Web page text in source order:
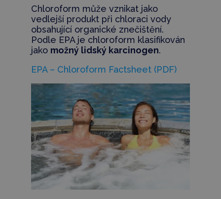
Chloroform může vznikat jako
vedlejší produkt při chloraci vody
obsahující organické znečištění.
Podle EPA je chloroform klasifikován
jako možný lidský karcinogen.
EPA – Chloroform Factsheet (PDF)